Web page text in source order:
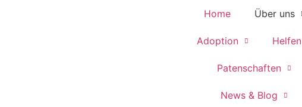
Home Über uns
Adoption Helfen
Patenschaften
News & Blog